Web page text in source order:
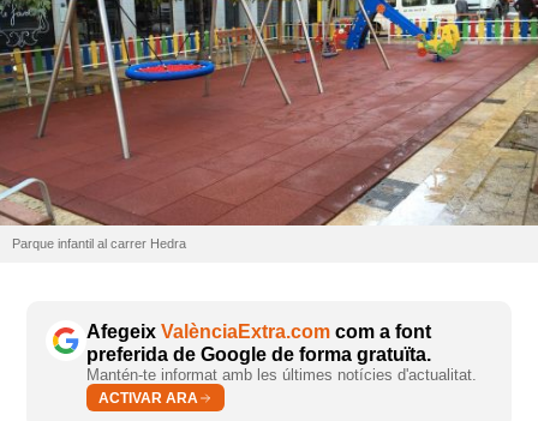
Parque infantil al carrer Hedra
Afegeix ValènciaExtra.com com a font
preferida de Google de forma gratuïta.
Mantén-te informat amb les últimes notícies d'actualitat.
ACTIVAR ARA